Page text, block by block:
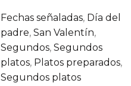
Fechas señaladas, Día del
padre, San Valentín,
Segundos, Segundos
platos, Platos preparados,
Segundos platos